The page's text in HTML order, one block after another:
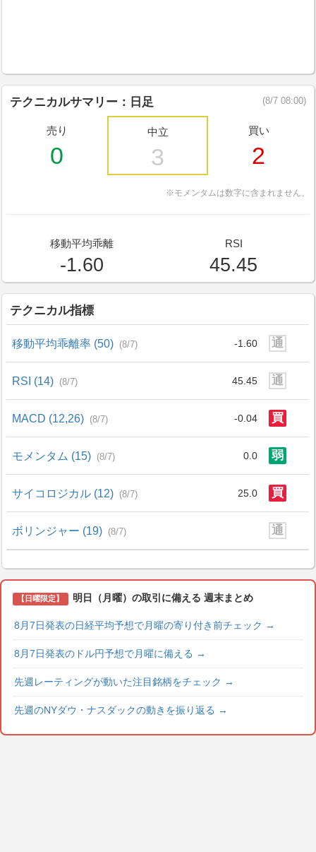
テクニカルサマリー：日足 (8/7 08:00)
売り
0
中立
3
買い
2
※モメンタムは数字に含まれません。
移動平均乖離
-1.60
RSI
45.45
テクニカル指標
移動平均乖離率 (50) (8/7) -1.60 通
RSI (14) (8/7) 45.45 通
MACD (12,26) (8/7) -0.04 買
モメンタム (15) (8/7) 0.0 弱
サイコロジカル (12) (8/7) 25.0 買
ボリンジャー (19) (8/7) 通
【日曜限定】 明日（月曜）の取引に備える 週末まとめ
8月7日発表の日経平均予想で月曜の寄り付き前チェック →
8月7日発表のドル円予想で月曜に備える →
先週レーティングが動いた注目銘柄をチェック →
先週のNYダウ・ナスダックの動きを振り返る →